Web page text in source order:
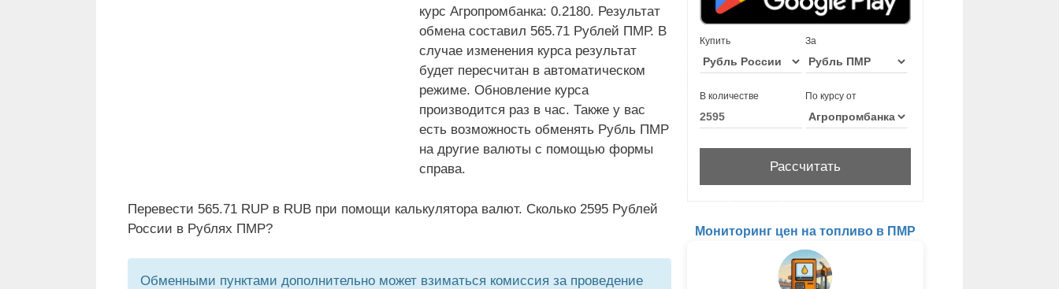
курс Агропромбанка: 0.2180. Результат
обмена составил 565.71 Рублей ПМР. В
случае изменения курса результат
будет пересчитан в автоматическом
режиме. Обновление курса
производится раз в час. Также у вас
есть возможность обменять Рубль ПМР
на другие валюты с помощью формы
справа.
Перевести 565.71 RUP в RUB при помощи калькулятора валют. Сколько 2595 Рублей
России в Рублях ПМР?
Обменными пунктами дополнительно может взиматься комиссия за проведение
Купить За
В количестве По курсу от
Мониторинг цен на топливо в ПМР